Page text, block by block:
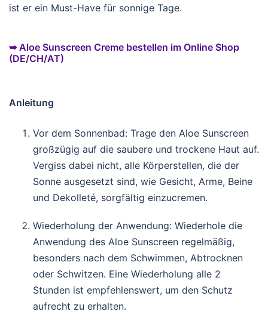
ist er ein Must-Have für sonnige Tage.
➥ Aloe Sunscreen Creme bestellen im Online Shop
(DE/CH/AT)
Anleitung
Vor dem Sonnenbad: Trage den Aloe Sunscreen
großzügig auf die saubere und trockene Haut auf.
Vergiss dabei nicht, alle Körperstellen, die der
Sonne ausgesetzt sind, wie Gesicht, Arme, Beine
und Dekolleté, sorgfältig einzucremen.
Wiederholung der Anwendung: Wiederhole die
Anwendung des Aloe Sunscreen regelmäßig,
besonders nach dem Schwimmen, Abtrocknen
oder Schwitzen. Eine Wiederholung alle 2
Stunden ist empfehlenswert, um den Schutz
aufrecht zu erhalten.